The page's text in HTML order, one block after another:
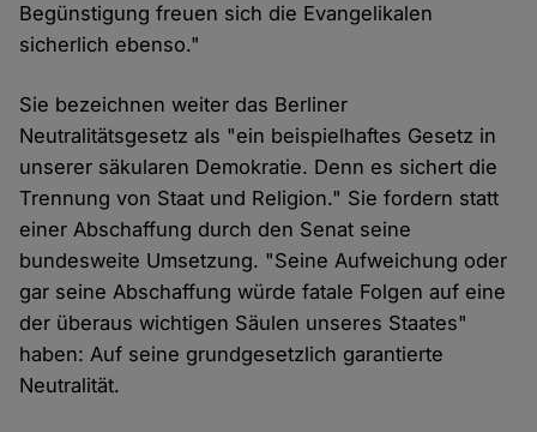
Begünstigung freuen sich die Evangelikalen
sicherlich ebenso."
Sie bezeichnen weiter das Berliner
Neutralitätsgesetz als "ein beispielhaftes Gesetz in
unserer säkularen Demokratie. Denn es sichert die
Trennung von Staat und Religion." Sie fordern statt
einer Abschaffung durch den Senat seine
bundesweite Umsetzung. "Seine Aufweichung oder
gar seine Abschaffung würde fatale Folgen auf eine
der überaus wichtigen Säulen unseres Staates"
haben: Auf seine grundgesetzlich garantierte
Neutralität.